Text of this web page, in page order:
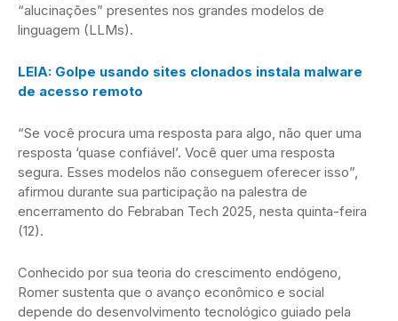
“alucinações” presentes nos grandes modelos de
linguagem (LLMs).
LEIA: Golpe usando sites clonados instala malware
de acesso remoto
“Se você procura uma resposta para algo, não quer uma
resposta ‘quase confiável’. Você quer uma resposta
segura. Esses modelos não conseguem oferecer isso”,
afirmou durante sua participação na palestra de
encerramento do Febraban Tech 2025, nesta quinta-feira
(12).
Conhecido por sua teoria do crescimento endógeno,
Romer sustenta que o avanço econômico e social
depende do desenvolvimento tecnológico guiado pela